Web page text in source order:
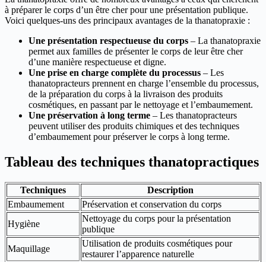
à préparer le corps d’un être cher pour une présentation publique.
Voici quelques-uns des principaux avantages de la thanatopraxie :
Une présentation respectueuse du corps – La thanatopraxie
permet aux familles de présenter le corps de leur être cher
d’une manière respectueuse et digne.
Une prise en charge complète du processus – Les
thanatopracteurs prennent en charge l’ensemble du processus,
de la préparation du corps à la livraison des produits
cosmétiques, en passant par le nettoyage et l’embaumement.
Une préservation à long terme – Les thanatopracteurs
peuvent utiliser des produits chimiques et des techniques
d’embaumement pour préserver le corps à long terme.
Tableau des techniques thanatopractiques
Techniques
Description
Embaumement
Préservation et conservation du corps
Hygiène
Nettoyage du corps pour la présentation
publique
Maquillage
Utilisation de produits cosmétiques pour
restaurer l’apparence naturelle